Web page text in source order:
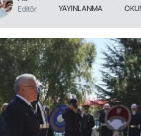
Editör
YAYINLANMA